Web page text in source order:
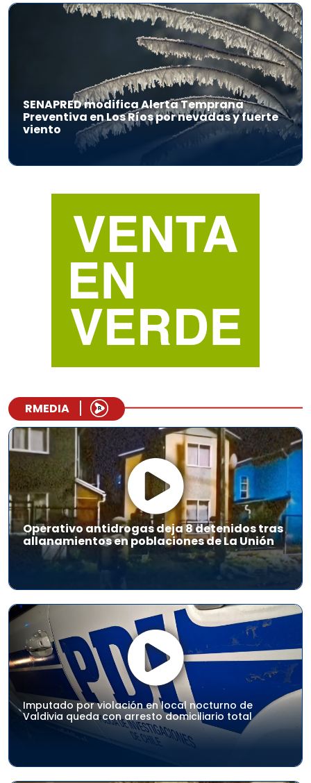
SENAPRED modifica Alerta Temprana
Preventiva en Los Ríos por nevadas y fuerte
viento
RMEDIA
Operativo antidrogas deja 8 detenidos tras
allanamientos en poblaciones de La Unión
Imputado por violación en local nocturno de
Valdivia queda con arresto domiciliario total